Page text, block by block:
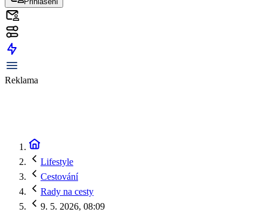
Reklama
Lifestyle
Cestování
Rady na cesty
9. 5. 2026, 08:09